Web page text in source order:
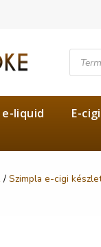
e-liquid E-
/ Szimpla e-cigi